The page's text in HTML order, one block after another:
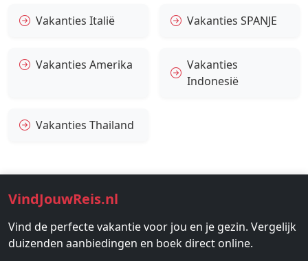
Vakanties Italië Vakanties SPANJE
Vakanties Amerika
Vakanties
Indonesië
Vakanties Thailand
VindJouwReis.nl
Vind de perfecte vakantie voor jou en je gezin. Vergelijk
duizenden aanbiedingen en boek direct online.